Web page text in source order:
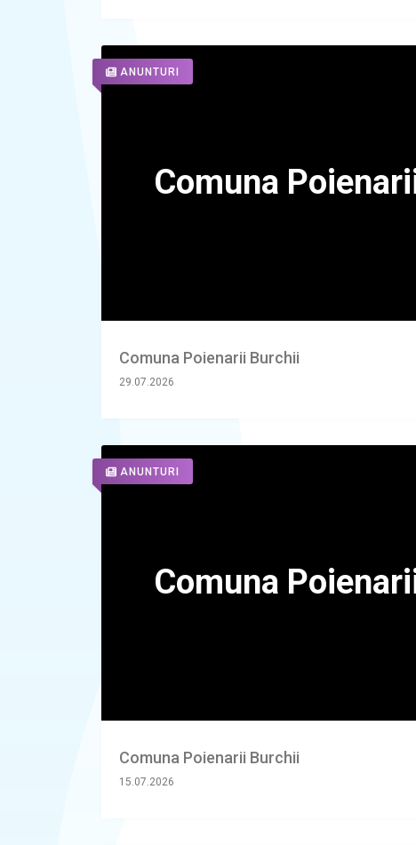
ANUNTURI
Comuna Poienarii Burchii
29.07.2026
ANUNTURI
Comuna Poienarii Burchii
15.07.2026